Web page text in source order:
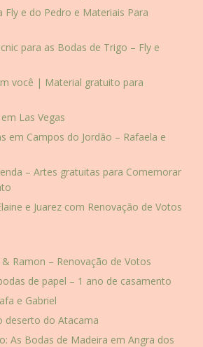
Fly e do Pedro e Materiais Para
para as Bodas de Trigo – Fly e
você | Material gratuito para
Las Vegas
em Campos do Jordão – Rafaela e
– Artes gratuitas para Comemorar
e Juarez com Renovação de Votos
Ramon – Renovação de Votos
de papel – 1 ano de casamento
e Gabriel
deserto do Atacama
As Bodas de Madeira em Angra dos